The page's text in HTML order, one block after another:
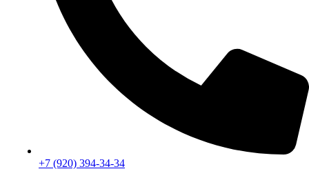
+7 (920) 394-34-34